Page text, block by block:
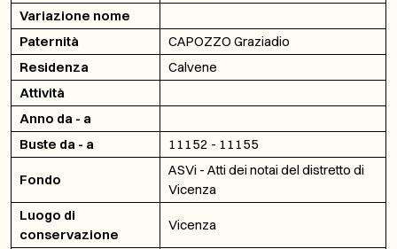
Variazione nome
Paternità
CAPOZZO Graziadio
Residenza
Calvene
Attività
Anno da - a
Buste da - a
11152 - 11155
Fondo
ASVi - Atti dei notai del distretto di
Vicenza
Luogo di
conservazione
Vicenza